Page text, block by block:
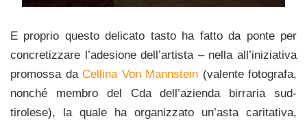
E proprio questo delicato tasto ha fatto da ponte per
concretizzare l’adesione dell’artista – nella all’iniziativa
promossa da Cellina Von Mannstein (valente fotografa,
nonché membro del Cda dell’azienda birraria sud-
tirolese), la quale ha organizzato un’asta caritativa,